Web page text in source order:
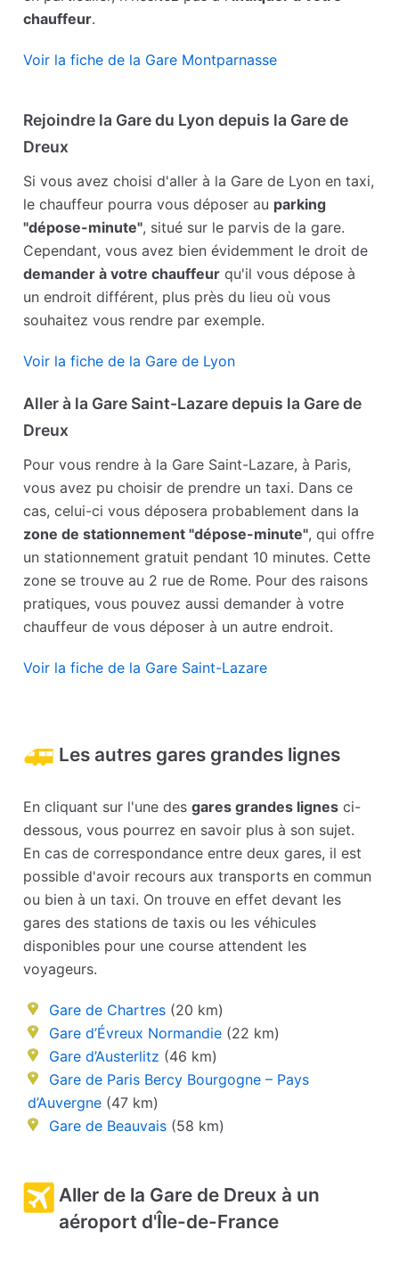
chauffeur.
Voir la fiche de la Gare Montparnasse
Rejoindre la Gare du Lyon depuis la Gare de
Dreux
Si vous avez choisi d'aller à la Gare de Lyon en taxi,
le chauffeur pourra vous déposer au parking
"dépose-minute", situé sur le parvis de la gare.
Cependant, vous avez bien évidemment le droit de
demander à votre chauffeur qu'il vous dépose à
un endroit différent, plus près du lieu où vous
souhaitez vous rendre par exemple.
Voir la fiche de la Gare de Lyon
Aller à la Gare Saint-Lazare depuis la Gare de
Dreux
Pour vous rendre à la Gare Saint-Lazare, à Paris,
vous avez pu choisir de prendre un taxi. Dans ce
cas, celui-ci vous déposera probablement dans la
zone de stationnement "dépose-minute", qui offre
un stationnement gratuit pendant 10 minutes. Cette
zone se trouve au 2 rue de Rome. Pour des raisons
pratiques, vous pouvez aussi demander à votre
chauffeur de vous déposer à un autre endroit.
Voir la fiche de la Gare Saint-Lazare
Les autres gares grandes lignes
En cliquant sur l'une desgares grandes lignes ci-
dessous, vous pourrez en savoir plus à son sujet.
En cas de correspondance entre deux gares, il est
possible d'avoir recours aux transports en commun
ou bien à un taxi. On trouve en effet devant les
gares des stations de taxis ou les véhicules
disponibles pour une course attendent les
voyageurs.
Gare de Chartres (20 km)
Gare d’Évreux Normandie (22 km)
Gare d’Austerlitz (46 km)
Gare de Paris Bercy Bourgogne – Pays
d’Auvergne (47 km)
Gare de Beauvais (58 km)
Aller de la Gare de Dreux à un
aéroport d'Île-de-France